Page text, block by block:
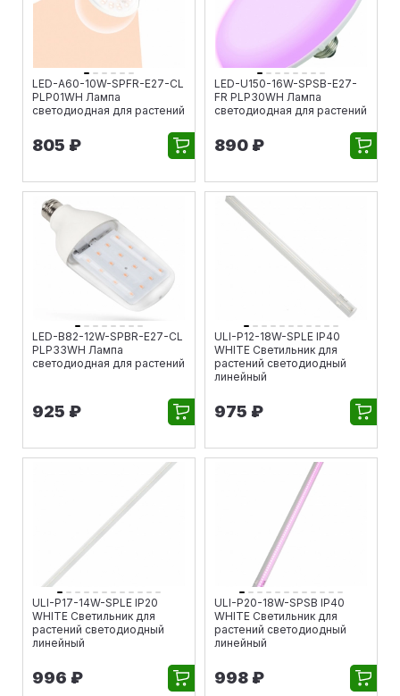
LED-A60-10W-SPFR-E27-CL
PLP01WH Лампа
светодиодная для растений
805 ₽
LED-U150-16W-SPSB-E27-
FR PLP30WH Лампа
светодиодная для растений
890 ₽
LED-B82-12W-SPBR-E27-CL
PLP33WH Лампа
светодиодная для растений
925 ₽
ULI-P12-18W-SPLE IP40
WHITE Светильник для
растений светодиодный
линейный
975 ₽
ULI-P17-14W-SPLE IP20
WHITE Светильник для
растений светодиодный
линейный
996 ₽
ULI-P20-18W-SPSB IP40
WHITE Светильник для
растений светодиодный
линейный
998 ₽